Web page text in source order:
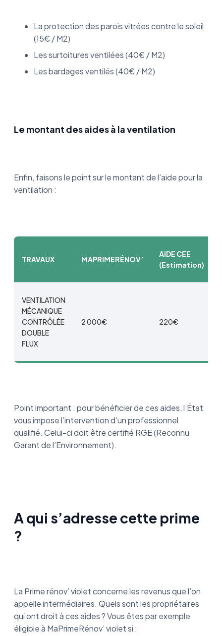
La protection des parois vitrées contre le soleil
(15€ / M2)
Les surtoitures ventilées (40€ / M2)
Les bardages ventilés (40€ / M2)
Le montant des aides à la ventilation
Enfin, faisons le point sur le montant de l’aide pour la
ventilation :
TRAVAUX MAPRIMERÉNOV’
AIDE CEE
(Estimation)
VENTILATION
MÉCANIQUE
CONTRÔLÉE
DOUBLE
FLUX
2 000€ 220€
Point important : pour bénéficier de ces aides, l’État
vous impose l’intervention d’un professionnel
qualifié. Celui-ci doit être certifié RGE (Reconnu
Garant de l’Environnement).
A qui s’adresse cette prime
?
La Prime rénov’ violet concerne les revenus que l’on
appelle intermédiaires. Quels sont les propriétaires
qui ont droit à ces aides ? Vous êtes par exemple
éligible à MaPrimeRénov’ violet si :